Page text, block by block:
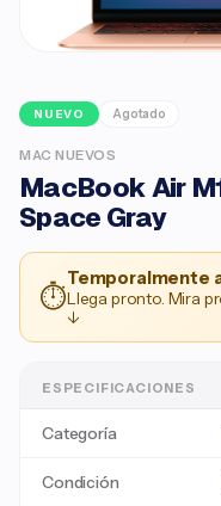
NUEVO Agotado
MAC NUEVOS
MacBook Air
Space Gray
⏱
Temporalmente
Llega pronto. Mira
↓
ESPECIFICACIONES
Categoría
Condición